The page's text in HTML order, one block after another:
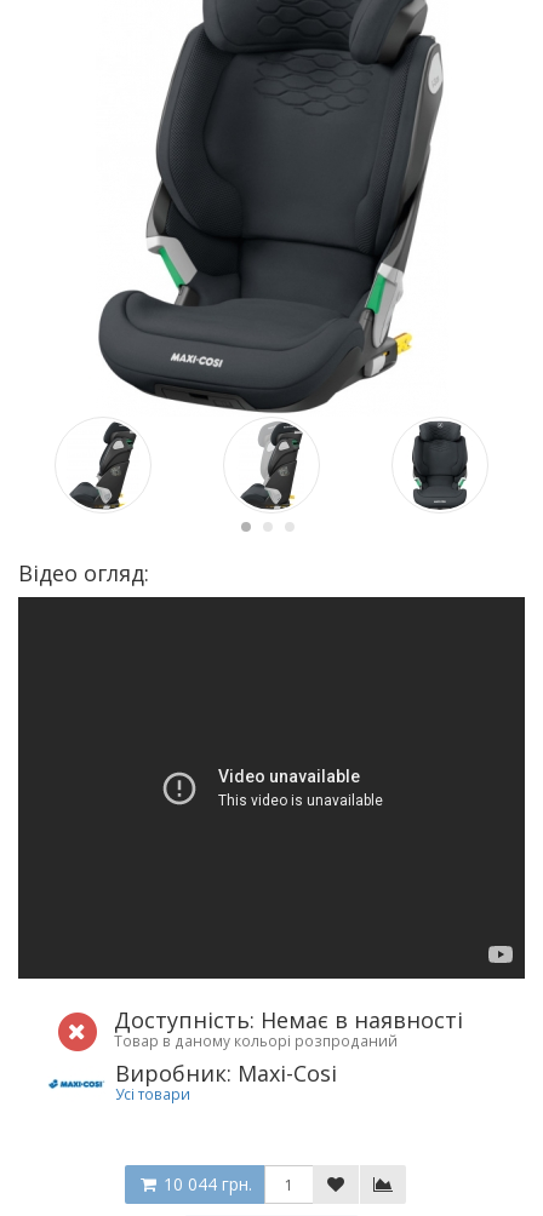
Відео огляд:
Доступність: Немає в наявності
Товар в даному кольорі розпроданий
Виробник: Maxi-Cosi
Усі товари
10 044 грн.